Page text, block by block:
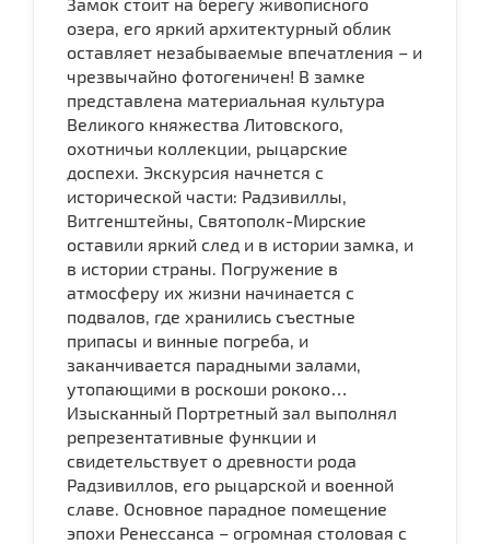
озера, его яркий архитектурный облик
оставляет незабываемые впечатления – и
чрезвычайно фотогеничен! В замке
представлена материальная культура
Великого княжества Литовского,
охотничьи коллекции, рыцарские
доспехи. Экскурсия начнется с
исторической части: Радзивиллы,
Витгенштейны, Святополк-Мирские
оставили яркий след и в истории замка, и
в истории страны. Погружение в
атмосферу их жизни начинается с
подвалов, где хранились съестные
припасы и винные погреба, и
заканчивается парадными залами,
утопающими в роскоши рококо…
Изысканный Портретный зал выполнял
репрезентативные функции и
свидетельствует о древности рода
Радзивиллов, его рыцарской и военной
славе. Основное парадное помещение
эпохи Ренессанса – огромная столовая с